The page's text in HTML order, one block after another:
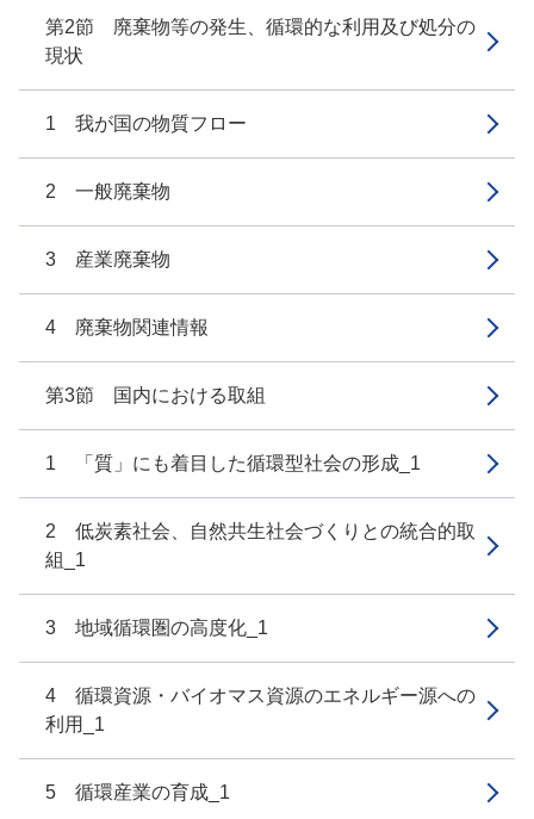
第2節 廃棄物等の発生、循環的な利用及び処分の
現状
1 我が国の物質フロー
2 一般廃棄物
3 産業廃棄物
4 廃棄物関連情報
第3節 国内における取組
1 「質」にも着目した循環型社会の形成_1
2 低炭素社会、自然共生社会づくりとの統合的取
組_1
3 地域循環圏の高度化_1
4 循環資源・バイオマス資源のエネルギー源への
利用_1
5 循環産業の育成_1